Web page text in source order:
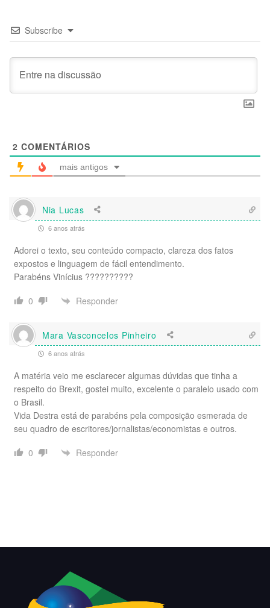
Subscribe
2 COMENTÁRIOS
mais antigos
Nia Lucas
6 anos atrás
Adorei o texto, seu conteúdo compacto, clareza dos fatos
expostos e linguagem de fácil entendimento.
Parabéns Vinícius ??????????
0
Responder
Mara Vasconcelos Pinheiro
6 anos atrás
A matéria veio me esclarecer algumas dúvidas que tinha a
respeito do Brexit, gostei muito, excelente o paralelo usado com
o Brasil.
Vida Destra está de parabéns pela composição esmerada de
seu quadro de escritores/jornalistas/economistas e outros.
0
Responder